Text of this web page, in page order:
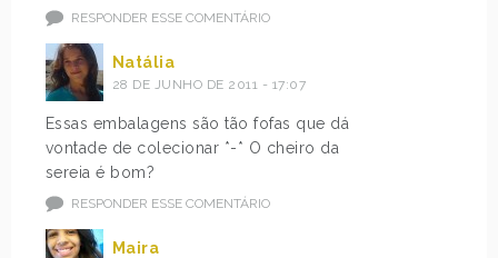
RESPONDER ESSE COMENTÁRIO
Natália
28 DE JUNHO DE 2011 - 17:07
Essas embalagens são tão fofas que dá
vontade de colecionar *-* O cheiro da
sereia é bom?
RESPONDER ESSE COMENTÁRIO
Maira